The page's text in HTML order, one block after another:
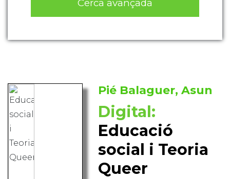
Cerca avançada
Pié Balaguer, Asun
Digital:
Educació
social i Teoria
Queer